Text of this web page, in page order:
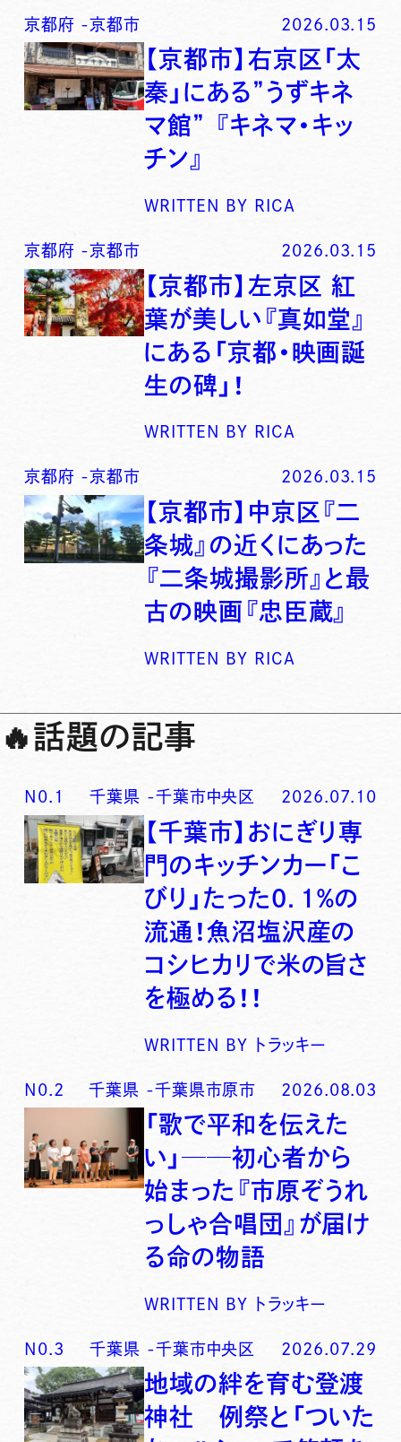
京都府 -京都市 2026.03.15
【京都市】右京区「太
秦」にある”うずキネ
マ館” 『キネマ・キッ
チン』
WRITTEN BY RICA
京都府 -京都市 2026.03.15
【京都市】左京区 紅
葉が美しい『真如堂』
にある「京都・映画誕
生の碑」！
WRITTEN BY RICA
京都府 -京都市 2026.03.15
【京都市】中京区『二
条城』の近くにあった
『二条城撮影所』と最
古の映画『忠臣蔵』
WRITTEN BY RICA
🔥話題の記事
N0. 1 千葉県 -千葉市中央区 2026.07.10
【千葉市】おにぎり専
門のキッチンカー「こ
びり」たった0．1％の
流通！魚沼塩沢産の
コシヒカリで米の旨さ
を極める！！
WRITTEN BY トラッキー
N0. 2 千葉県 -千葉県市原市 2026.08.03
「歌で平和を伝えた
い」──初心者から
始まった『市原ぞうれ
っしゃ合唱団』が届け
る命の物語
WRITTEN BY トラッキー
N0. 3 千葉県 -千葉市中央区 2026.07.29
地域の絆を育む登渡
神社 例祭と「ついた